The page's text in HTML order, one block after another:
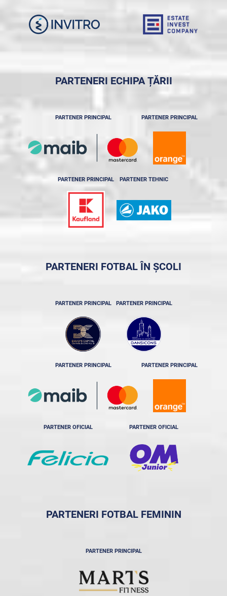
PARTENERI ECHIPA ȚĂRII
PARTENER PRINCIPAL PARTENER PRINCIPAL
PARTENER PRINCIPAL PARTENER TEHNIC
PARTENERI FOTBAL ÎN ȘCOLI
PARTENER PRINCIPAL PARTENER PRINCIPAL
PARTENER PRINCIPAL PARTENER PRINCIPAL
PARTENER OFICIAL PARTENER OFICIAL
PARTENERI FOTBAL FEMININ
PARTENER PRINCIPAL